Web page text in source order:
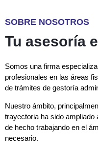
SOBRE NOSOTROS
Tu asesoría
Somos una firma
profesionales en las áreas
de trámites de gestoría
Nuestro ámbito,
trayectoria ha sido
de hecho trabajando en el
necesario.